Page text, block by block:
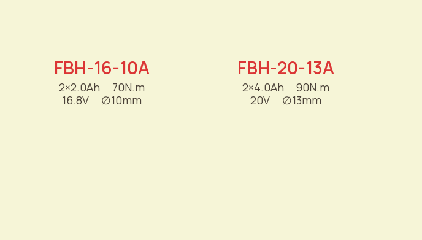
FBH-16-10A
2×2.0Ah
70N.m
16.8V
∅10mm
FBH-20-13A
2×4.0Ah
90N.m
20V
∅13mm